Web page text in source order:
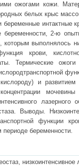
ожогами кожи.
белых крыс
беременные
2-ю
выполнялось
крови,
Термические
и
лазерного
Выводы.
функции
периоде беременности.